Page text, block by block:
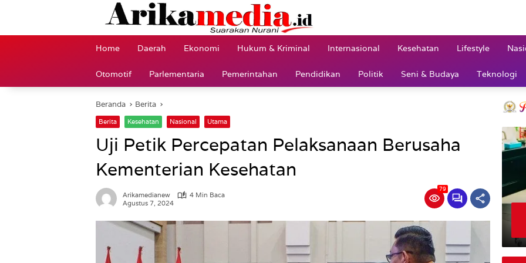
Home Daerah Ekonomi Hukum & Kriminal Internasional Kesehatan Lifestyle
Otomotif Parlementaria Pemerintahan Pendidikan Politik Seni & Budaya Teknologi
Beranda Berita
Berita Kesehatan Nasional Utama
Uji Petik Percepatan Pelaksanaan Berusaha
Kementerian Kesehatan
Arikamedianew
4 Min Baca
Agustus 7, 2024
79